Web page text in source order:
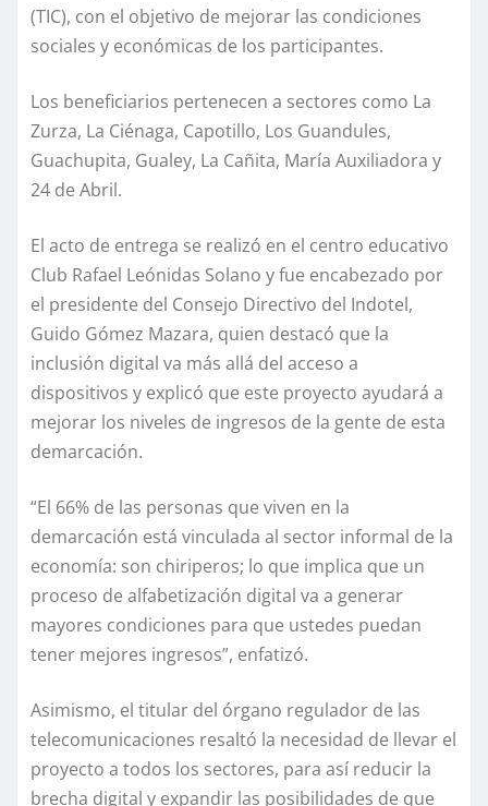
(TIC), con el objetivo de mejorar las condiciones
sociales y económicas de los participantes.
Los beneficiarios pertenecen a sectores como La
Zurza, La Ciénaga, Capotillo, Los Guandules,
Guachupita, Gualey, La Cañita, María Auxiliadora y
24 de Abril.
El acto de entrega se realizó en el centro educativo
Club Rafael Leónidas Solano y fue encabezado por
el presidente del Consejo Directivo del Indotel,
Guido Gómez Mazara, quien destacó que la
inclusión digital va más allá del acceso a
dispositivos y explicó que este proyecto ayudará a
mejorar los niveles de ingresos de la gente de esta
demarcación.
“El 66% de las personas que viven en la
demarcación está vinculada al sector informal de la
economía: son chiriperos; lo que implica que un
proceso de alfabetización digital va a generar
mayores condiciones para que ustedes puedan
tener mejores ingresos”, enfatizó.
Asimismo, el titular del órgano regulador de las
telecomunicaciones resaltó la necesidad de llevar el
proyecto a todos los sectores, para así reducir la
brecha digital y expandir las posibilidades de que